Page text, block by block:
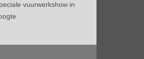
vuurwerkshow in